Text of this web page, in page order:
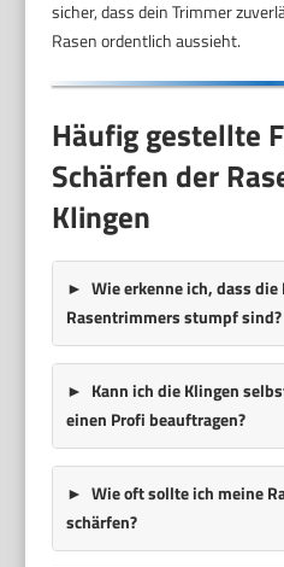
sicher, dass dein Trimmer
Rasen ordentlich aussieht.
Häufig gestellte
Schärfen der
Klingen
Wie erkenne ich, dass
Rasentrimmers stumpf sind?
Kann ich die Klingen
einen Profi beauftragen?
Wie oft sollte ich meine
schärfen?